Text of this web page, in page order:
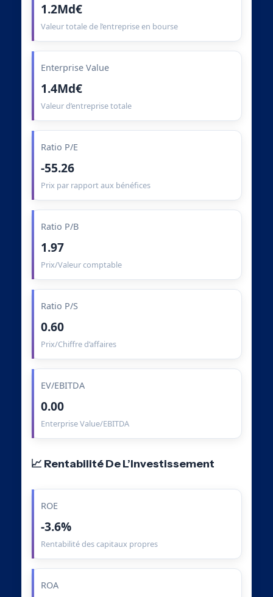
1.2Md€
Valeur totale de l’entreprise en bourse
Enterprise Value
1.4Md€
Valeur d’entreprise totale
Ratio P/E
-55.26
Prix par rapport aux bénéfices
Ratio P/B
1.97
Prix/Valeur comptable
Ratio P/S
0.60
Prix/Chiffre d’affaires
EV/EBITDA
0.00
Enterprise Value/EBITDA
📈 Rentabilité De L’Investissement
ROE
-3.6%
Rentabilité des capitaux propres
ROA